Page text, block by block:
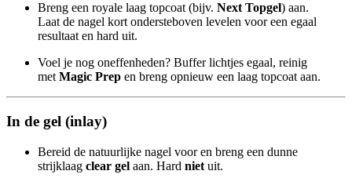
Breng een royale laag topcoat (bijv. Next Topgel) aan.
Laat de nagel kort ondersteboven levelen voor een egaal
resultaat en hard uit.
Voel je nog oneffenheden? Buffer lichtjes egaal, reinig
met Magic Prep en breng opnieuw een laag topcoat aan.
In de gel (inlay)
Bereid de natuurlijke nagel voor en breng een dunne
strijklaag clear gel aan. Hard niet uit.